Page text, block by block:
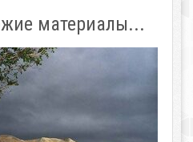
материалы...